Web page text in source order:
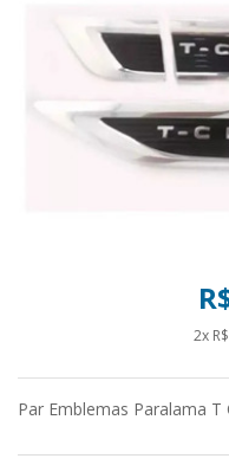
2x
Par Emblemas Paralama